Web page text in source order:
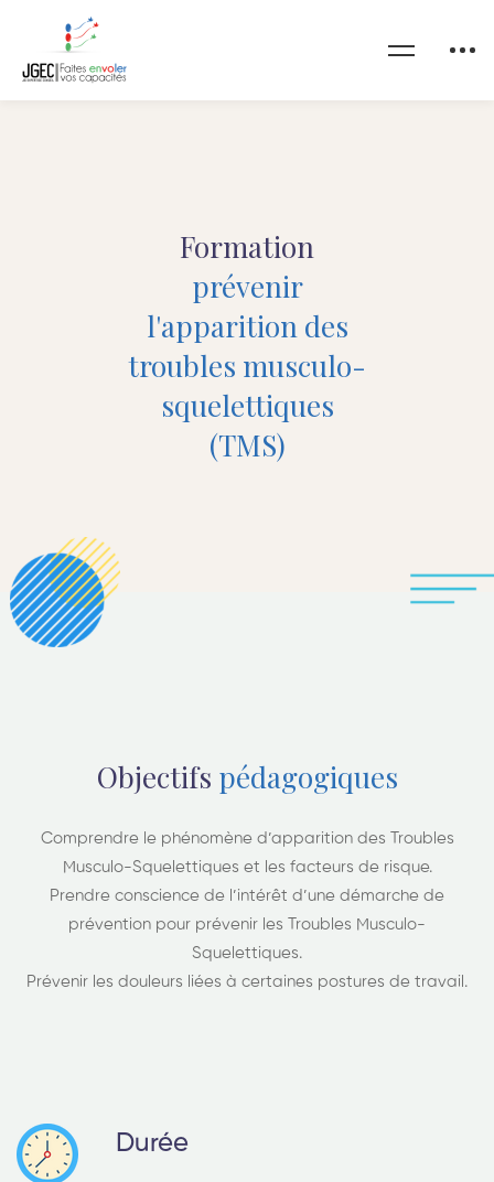
Formation
prévenir
l'apparition des
troubles musculo-
squelettiques
(TMS)
Objectifs pédagogiques
Comprendre le phénomène d’apparition des Troubles
Musculo-Squelettiques et les facteurs de risque.
Prendre conscience de l’intérêt d’une démarche de
prévention pour prévenir les Troubles Musculo-
Squelettiques.
Prévenir les douleurs liées à certaines postures de travail.
Durée